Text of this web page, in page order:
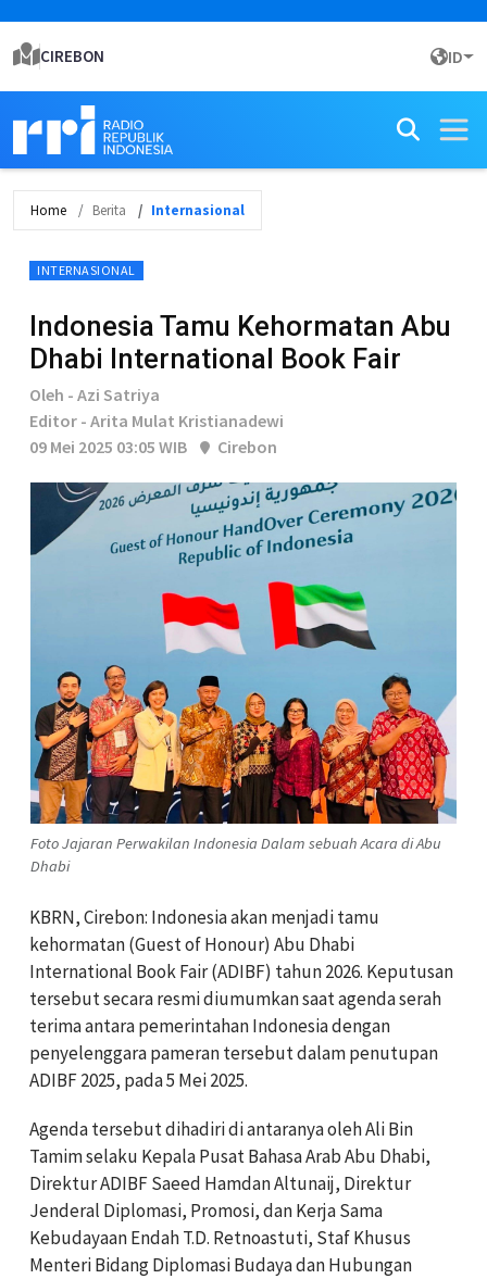
CIREBON ID
Home Berita Internasional
INTERNASIONAL
Indonesia Tamu Kehormatan Abu
Dhabi International Book Fair
Oleh - Azi Satriya
Editor - Arita Mulat Kristianadewi
09 Mei 2025 03:05 WIB
Cirebon
Foto Jajaran Perwakilan Indonesia Dalam sebuah Acara di Abu
Dhabi
KBRN, Cirebon: Indonesia akan menjadi tamu
kehormatan (Guest of Honour) Abu Dhabi
International Book Fair (ADIBF) tahun 2026. Keputusan
tersebut secara resmi diumumkan saat agenda serah
terima antara pemerintahan Indonesia dengan
penyelenggara pameran tersebut dalam penutupan
ADIBF 2025, pada 5 Mei 2025.
Agenda tersebut dihadiri di antaranya oleh Ali Bin
Tamim selaku Kepala Pusat Bahasa Arab Abu Dhabi,
Direktur ADIBF Saeed Hamdan Altunaij, Direktur
Jenderal Diplomasi, Promosi, dan Kerja Sama
Kebudayaan Endah T.D. Retnoastuti, Staf Khusus
Menteri Bidang Diplomasi Budaya dan Hubungan